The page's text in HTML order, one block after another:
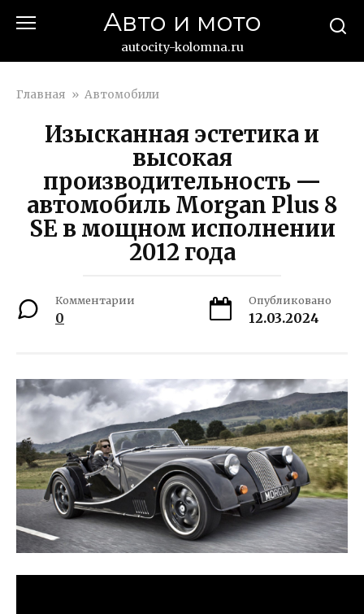
Авто и мото
autocity-kolomna.ru
Главная » Автомобили
Изысканная эстетика и
высокая
производительность —
автомобиль Morgan Plus 8
SE в мощном исполнении
2012 года
Комментарии
0
Опубликовано
12.03.2024